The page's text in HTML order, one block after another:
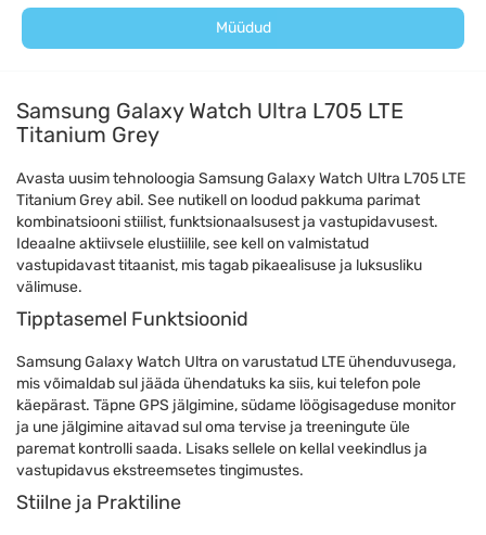
Müüdud
Samsung Galaxy Watch Ultra L705 LTE
Titanium Grey
Avasta uusim tehnoloogia Samsung Galaxy Watch Ultra L705 LTE
Titanium Grey abil. See nutikell on loodud pakkuma parimat
kombinatsiooni stiilist, funktsionaalsusest ja vastupidavusest.
Ideaalne aktiivsele elustiilile, see kell on valmistatud
vastupidavast titaanist, mis tagab pikaealisuse ja luksusliku
välimuse.
Tipptasemel Funktsioonid
Samsung Galaxy Watch Ultra on varustatud LTE ühenduvusega,
mis võimaldab sul jääda ühendatuks ka siis, kui telefon pole
käepärast. Täpne GPS jälgimine, südame löögisageduse monitor
ja une jälgimine aitavad sul oma tervise ja treeningute üle
paremat kontrolli saada. Lisaks sellele on kellal veekindlus ja
vastupidavus ekstreemsetes tingimustes.
Stiilne ja Praktiline